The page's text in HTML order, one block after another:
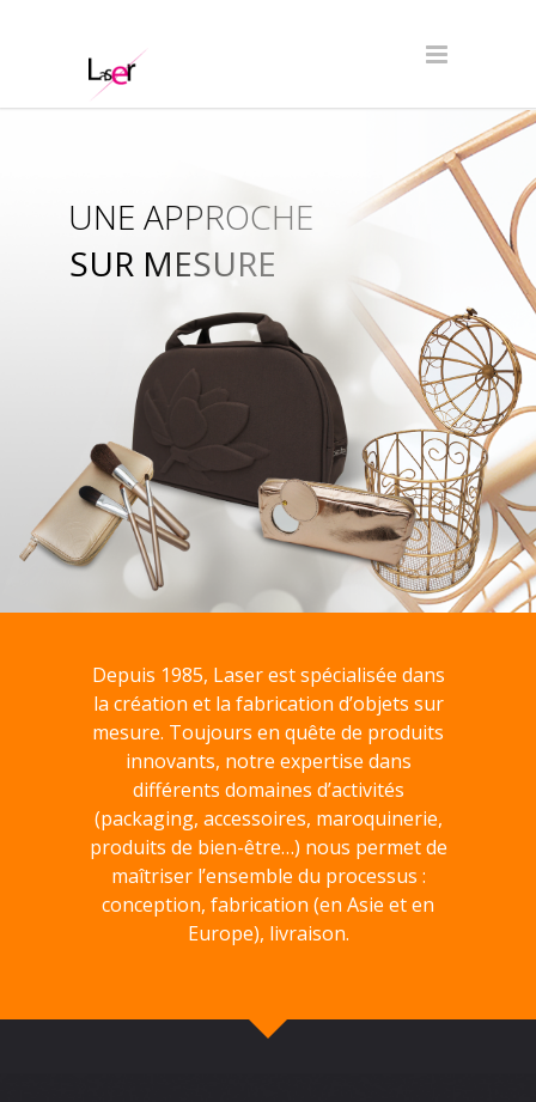
SUR MESURE
UNE APPROCHE
Depuis 1985, Laser est spécialisée dans
la création et la fabrication d’objets sur
mesure. Toujours en quête de produits
innovants, notre expertise dans
différents domaines d’activités
(packaging, accessoires, maroquinerie,
produits de bien-être…) nous permet de
maîtriser l’ensemble du processus :
conception, fabrication (en Asie et en
Europe), livraison.